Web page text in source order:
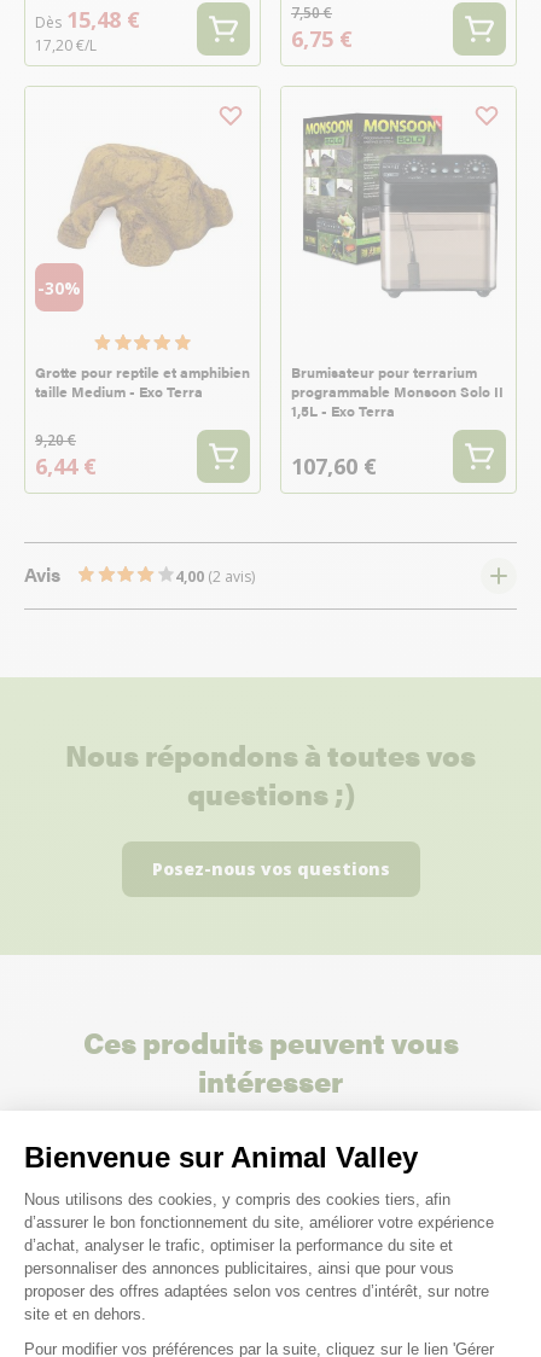
Bienvenue sur Animal Valley
Plateforme de Gestion du
Nous utilisons des cookies, y compris des cookies tiers, afin
d’assurer le bon fonctionnement du site, améliorer votre expérience
d’achat, analyser le trafic, optimiser la performance du site et
personnaliser des annonces publicitaires, ainsi que pour vous
proposer des offres adaptées selon vos centres d’intérêt, sur notre
site et en dehors.
Pour modifier vos préférences par la suite, cliquez sur le lien 'Gérer
Dès 15,48 €
17,20 €/L
7,50 €
6,75 €
-30%
Grotte pour reptile et amphibien
taille Medium - Exo Terra
9,20 €
6,44 €
Brumisateur pour terrarium
programmable Monsoon Solo II
1,5L - Exo Terra
107,60 €
Avis 4,00 (2 avis)
Nous répondons à toutes vos
questions ;)
Posez-nous vos questions
Ces produits peuvent vous
intéresser